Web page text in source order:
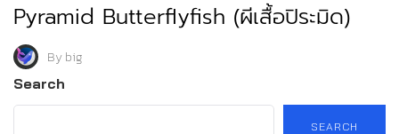
Pyramid Butterflyfish (ผีเสื้อปิระมิด)
Bybig
Search
SEARCH